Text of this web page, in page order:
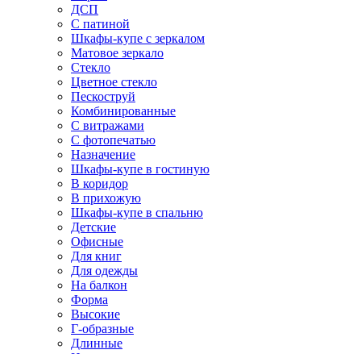
ДСП
С патиной
Шкафы-купе с зеркалом
Матовое зеркало
Стекло
Цветное стекло
Пескоструй
Комбинированные
С витражами
С фотопечатью
Назначение
Шкафы-купе в гостиную
В коридор
В прихожую
Шкафы-купе в спальню
Детские
Офисные
Для книг
Для одежды
На балкон
Форма
Высокие
Г-образные
Длинные